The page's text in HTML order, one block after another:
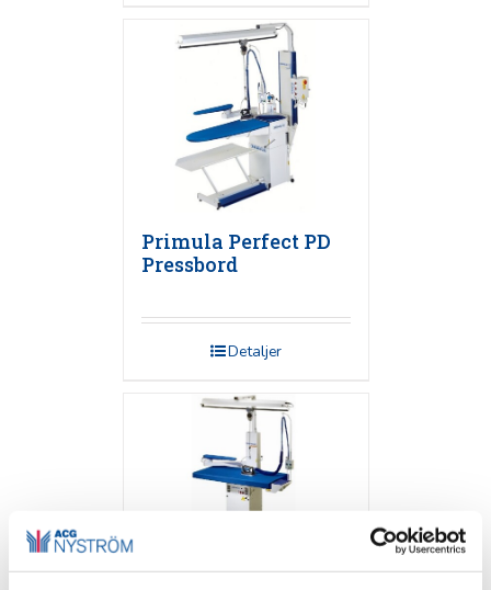
Primula Perfect PD
Pressbord
Detaljer